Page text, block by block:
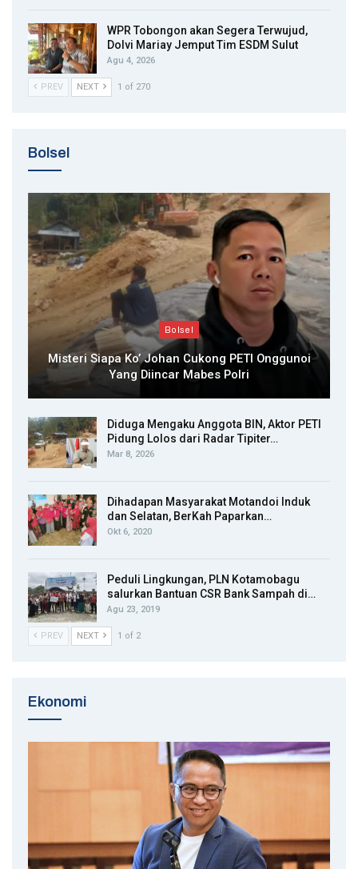
WPR Tobongon akan Segera Terwujud,
Dolvi Mariay Jemput Tim ESDM Sulut
Agu 4, 2026
PREV NEXT 1 of 270
Bolsel
Bolsel
Misteri Siapa Ko’ Johan Cukong PETI Onggunoi
Yang Diincar Mabes Polri
Diduga Mengaku Anggota BIN, Aktor PETI
Pidung Lolos dari Radar Tipiter…
Mar 8, 2026
Dihadapan Masyarakat Motandoi Induk
dan Selatan, BerKah Paparkan…
Okt 6, 2020
Peduli Lingkungan, PLN Kotamobagu
salurkan Bantuan CSR Bank Sampah di…
Agu 23, 2019
PREV NEXT 1 of 2
Ekonomi